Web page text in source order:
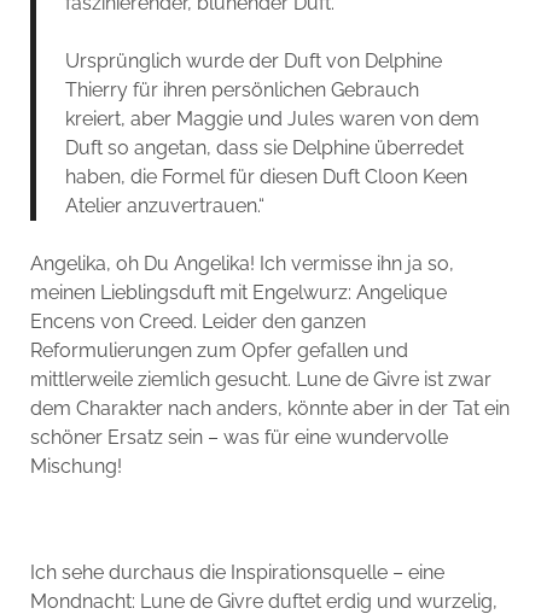
Ursprünglich wurde der Duft von Delphine
Thierry für ihren persönlichen Gebrauch
kreiert, aber Maggie und Jules waren von dem
Duft so angetan, dass sie Delphine überredet
haben, die Formel für diesen Duft Cloon Keen
Atelier anzuvertrauen.“
Angelika, oh Du Angelika! Ich vermisse ihn ja so,
meinen Lieblingsduft mit Engelwurz: Angelique
Encens von Creed. Leider den ganzen
Reformulierungen zum Opfer gefallen und
mittlerweile ziemlich gesucht. Lune de Givre ist zwar
dem Charakter nach anders, könnte aber in der Tat ein
schöner Ersatz sein – was für eine wundervolle
Mischung!
Ich sehe durchaus die Inspirationsquelle – eine
Mondnacht: Lune de Givre duftet erdig und wurzelig,